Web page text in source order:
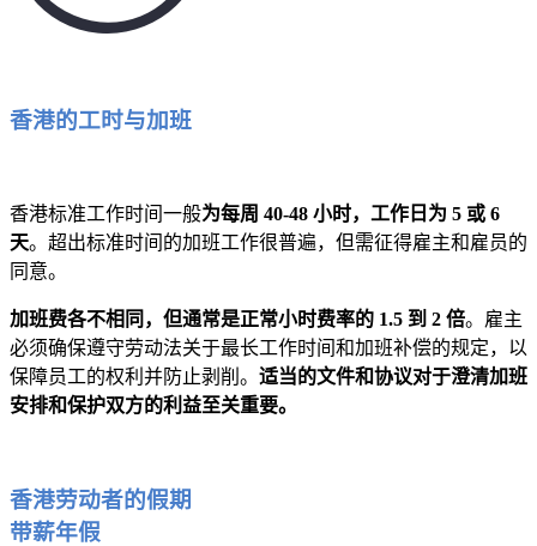
香港的工时与加班
香港标准工作时间一般为每周 40-48 小时，工作日为 5 或 6
天。超出标准时间的加班工作很普遍，但需征得雇主和雇员的
同意。
加班费各不相同，但通常是正常小时费率的 1.5 到 2 倍。雇主
必须确保遵守劳动法关于最长工作时间和加班补偿的规定，以
保障员工的权利并防止剥削。 适当的文件和协议对于澄清加班
安排和保护双方的利益至关重要。
香港劳动者的假期
带薪年假